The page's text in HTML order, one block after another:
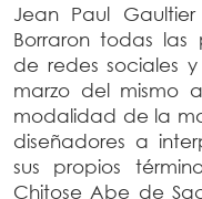
Jean Paul
Borraron todas las
de redes sociales
marzo del mismo
modalidad de la
diseñadores a
sus propios
Chitose Abe de